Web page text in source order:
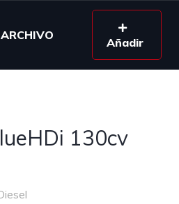
ARCHIVO
Añadir
130cv